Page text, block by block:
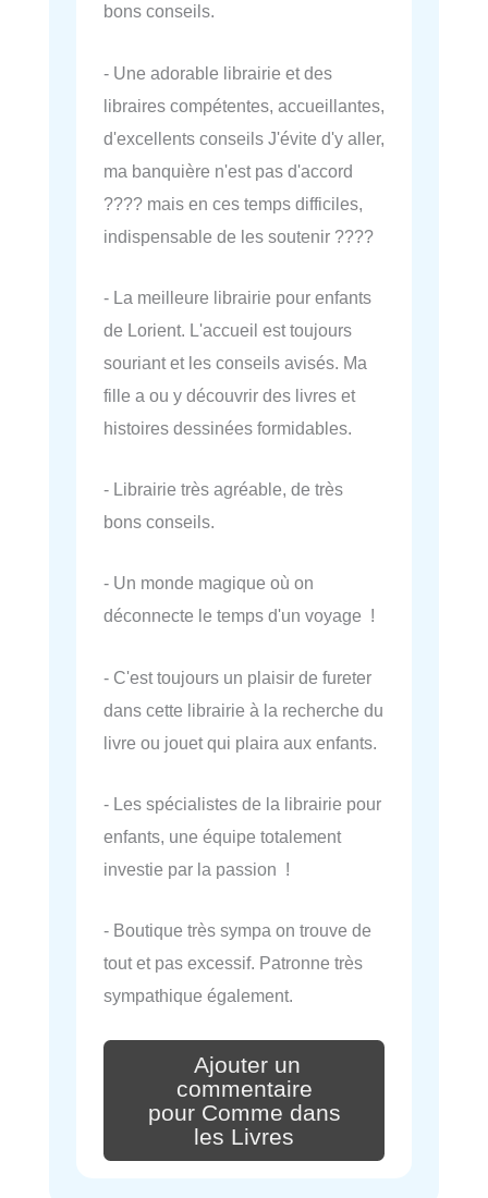
bons conseils.
- Une adorable librairie et des
libraires compétentes, accueillantes,
d'excellents conseils J'évite d'y aller,
ma banquière n'est pas d'accord
???? mais en ces temps difficiles,
indispensable de les soutenir ????
- La meilleure librairie pour enfants
de Lorient. L'accueil est toujours
souriant et les conseils avisés. Ma
fille a ou y découvrir des livres et
histoires dessinées formidables.
- Librairie très agréable, de très
bons conseils.
- Un monde magique où on
déconnecte le temps d'un voyage !
- C'est toujours un plaisir de fureter
dans cette librairie à la recherche du
livre ou jouet qui plaira aux enfants.
- Les spécialistes de la librairie pour
enfants, une équipe totalement
investie par la passion !
- Boutique très sympa on trouve de
tout et pas excessif. Patronne très
sympathique également.
Ajouter un
commentaire
pour Comme dans
les Livres